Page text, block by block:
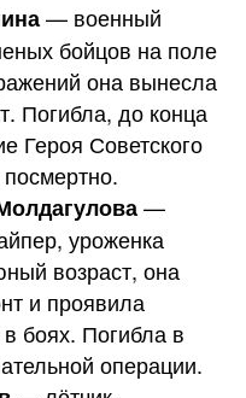
— военный
бойцов на поле
она вынесла
Погибла, до конца
Героя Советского
—
уроженка
возраст, она
и проявила
боях. Погибла в
операции.